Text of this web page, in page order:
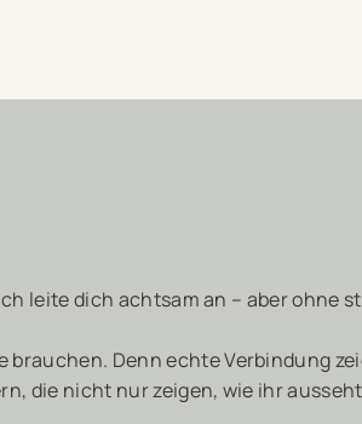
leite dich achtsam an – aber ohne
Denn echte Verbindung
die nicht nur zeigen, wie ihr